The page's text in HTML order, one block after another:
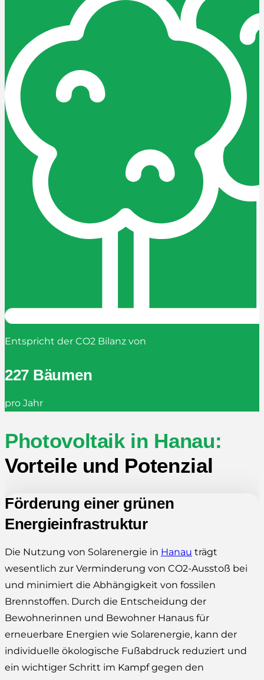
Entspricht der CO2 Bilanz von
227 Bäumen
pro Jahr
Photovoltaik in Hanau:
Vorteile und Potenzial
Förderung einer grünen
Energieinfrastruktur
Die Nutzung von Solarenergie in Hanau trägt
wesentlich zur Verminderung von CO2-Ausstoß bei
und minimiert die Abhängigkeit von fossilen
Brennstoffen. Durch die Entscheidung der
Bewohnerinnen und Bewohner Hanaus für
erneuerbare Energien wie Solarenergie, kann der
individuelle ökologische Fußabdruck reduziert und
ein wichtiger Schritt im Kampf gegen den